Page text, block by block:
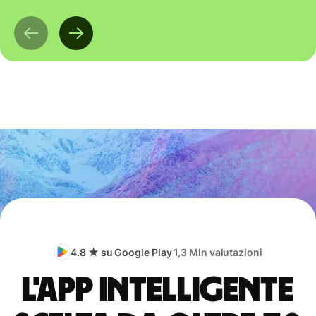
4.8 ★ su Google Play1,3 Mln valutazioni
L'app intelligente